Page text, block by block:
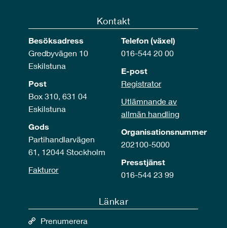
Kontakt
Besöksadress
Gredbyvägen 10
Eskilstuna
Post
Box 310, 631 04
Eskilstuna
Gods
Partihandlarvägen
61, 12044 Stockholm
Fakturor
Telefon (växel)
016-544 20 00
E-post
Registrator
Utlämnande av
allmän handling
Organisationsnummer
202100-5000
Presstjänst
016-544 23 99
Länkar
Prenumerera